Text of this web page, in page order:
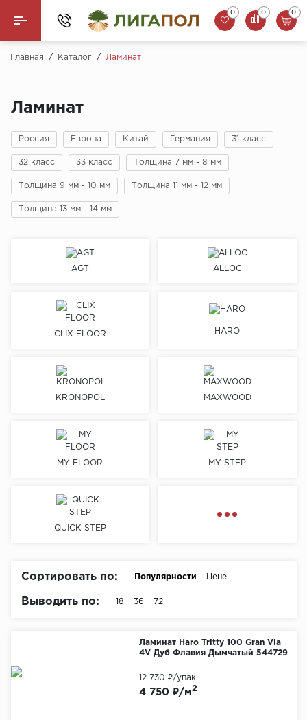
Назад
Паркетная доска
SPC Ламинат
Инженерная доска
MSPC ламинат
Стеновые панели
0 0 0
Главная / Каталог / Ламинат
Ламинат
Россия Европа Китай Германия 31 класс
32 класс 33 класс Толщина 7 мм - 8 мм
Толщина 9 мм - 10 мм Толщина 11 мм - 12 мм
Толщина 13 мм - 14 мм
AGT ALLOC
CLIX FLOOR HARO
KRONOPOL MAXWOOD
MY FLOOR MY STEP
QUICK STEP
Сортировать по: Популярности Цене
Выводить по: 18 36 72
Ламинат Haro Tritty 100 Gran Via
4V Дуб Флавия Дымчатый 544729
4 750 ₽/м2
12 730 ₽/упак.